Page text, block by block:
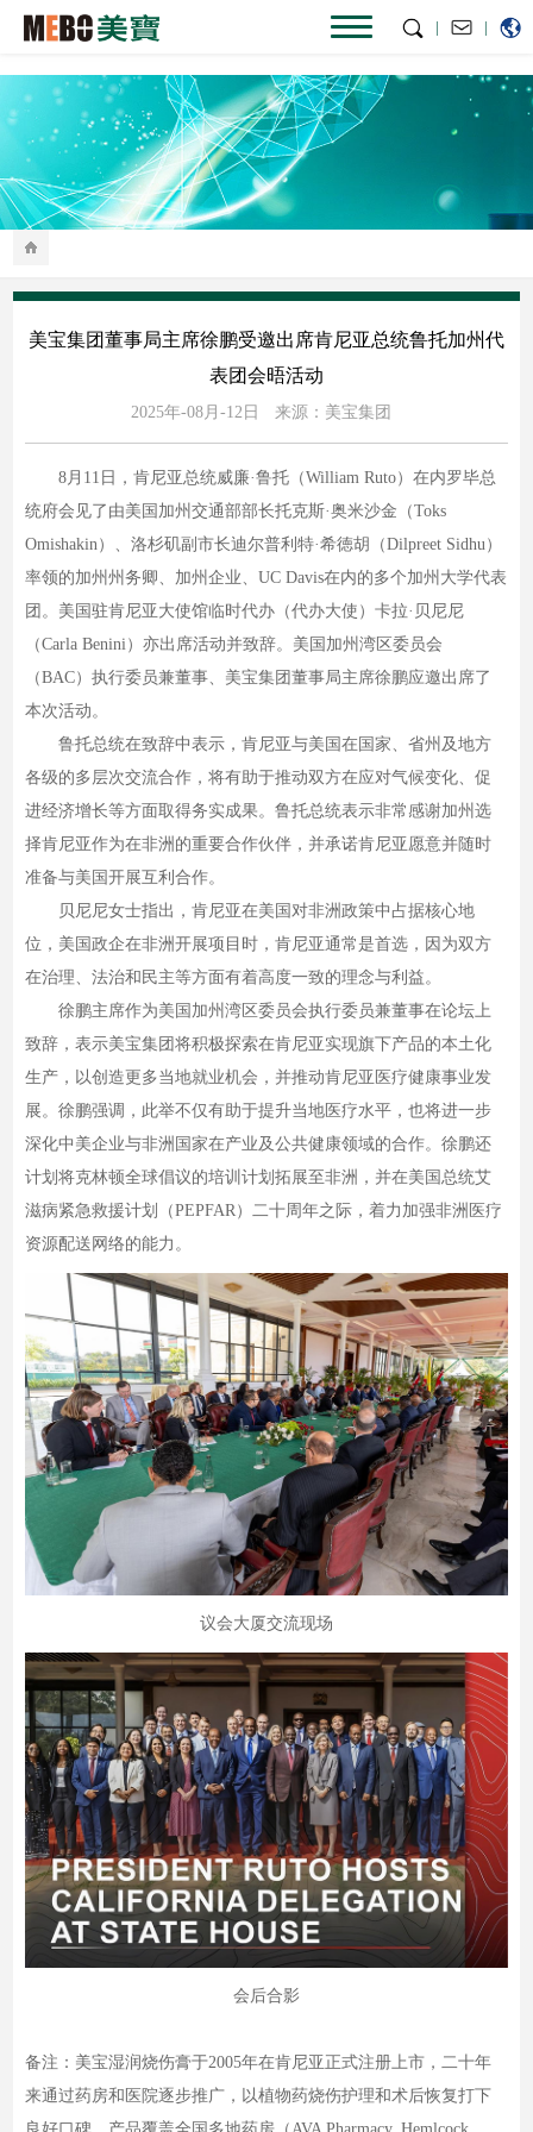
|
|
美宝集团董事局主席徐鹏受邀出席肯尼亚总统鲁托加州代
表团会晤活动
2025年-08月-12日 来源：美宝集团
8月11日，肯尼亚总统威廉·鲁托（William Ruto）在内罗毕总
统府会见了由美国加州交通部部长托克斯·奥米沙金（Toks
Omishakin）、洛杉矶副市长迪尔普利特·希徳胡（Dilpreet Sidhu）
率领的加州州务卿、加州企业、UC Davis在内的多个加州大学代表
团。美国驻肯尼亚大使馆临时代办（代办大使）卡拉·贝尼尼
（Carla Benini）亦出席活动并致辞。美国加州湾区委员会
（BAC）执行委员兼董事、美宝集团董事局主席徐鹏应邀出席了
本次活动。
鲁托总统在致辞中表示，肯尼亚与美国在国家、省州及地方
各级的多层次交流合作，将有助于推动双方在应对气候变化、促
进经济增长等方面取得务实成果。鲁托总统表示非常感谢加州选
择肯尼亚作为在非洲的重要合作伙伴，并承诺肯尼亚愿意并随时
准备与美国开展互利合作。
贝尼尼女士指出，肯尼亚在美国对非洲政策中占据核心地
位，美国政企在非洲开展项目时，肯尼亚通常是首选，因为双方
在治理、法治和民主等方面有着高度一致的理念与利益。
徐鹏主席作为美国加州湾区委员会执行委员兼董事在论坛上
致辞，表示美宝集团将积极探索在肯尼亚实现旗下产品的本土化
生产，以创造更多当地就业机会，并推动肯尼亚医疗健康事业发
展。徐鹏强调，此举不仅有助于提升当地医疗水平，也将进一步
深化中美企业与非洲国家在产业及公共健康领域的合作。徐鹏还
计划将克林顿全球倡议的培训计划拓展至非洲，并在美国总统艾
滋病紧急救援计划（PEPFAR）二十周年之际，着力加强非洲医疗
资源配送网络的能力。
议会大厦交流现场
会后合影
备注：美宝湿润烧伤膏于2005年在肯尼亚正式注册上市，二十年
来通过药房和医院逐步推广，以植物药烧伤护理和术后恢复打下